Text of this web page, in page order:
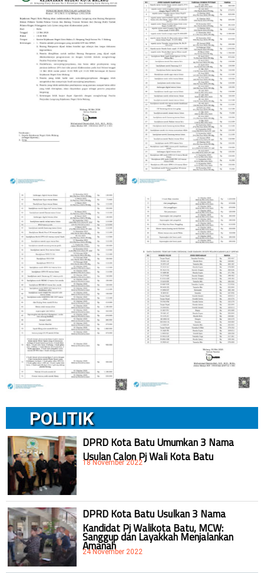
POLITIK
DPRD Kota Batu Umumkan 3 Nama
Usulan Calon Pj Wali Kota Batu
18 November 2022
DPRD Kota Batu Usulkan 3 Nama
Kandidat Pj Walikota Batu, MCW:
Sanggup dan Layakkah Menjalankan
Amanah
24 November 2022